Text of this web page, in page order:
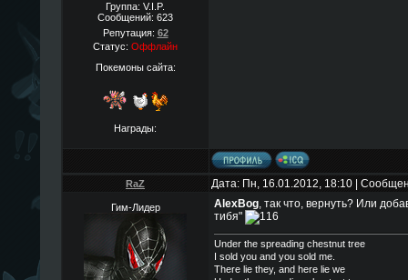
Группа: V.I.P.
Сообщений: 623
Репутация: 62
Статус: Оффлайн
Покемоны сайта:
Награды:
RaZ Дата: Пн, 16.01.2012, 18:10 |
Гим-Лидер AlexBog, так что, вернуть? Или
тибя"
Under the spreading chestnut tree
I sold you and you sold me.
There lie they, and here lie we